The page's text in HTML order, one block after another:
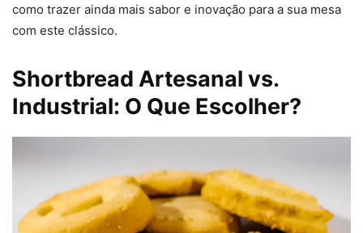
como trazer ainda mais sabor e inovação para a sua mesa
com este clássico.
Shortbread Artesanal vs.
Industrial: O Que Escolher?